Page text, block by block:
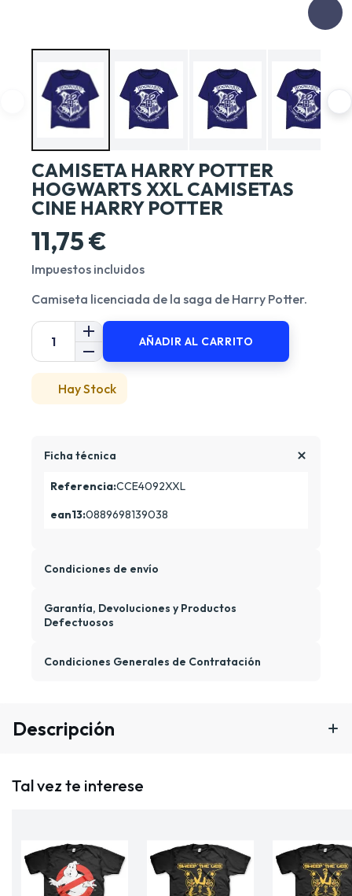
CAMISETA HARRY POTTER
HOGWARTS XXL CAMISETAS
CINE HARRY POTTER
11,75 €
Impuestos incluidos
Camiseta licenciada de la saga de Harry Potter.
AÑADIR AL CARRITO
Hay Stock
Ficha técnica
Referencia:CCE4092XXL
ean13:0889698139038
Condiciones de envío
Garantía, Devoluciones y Productos
Defectuosos
Condiciones Generales de Contratación
Descripción
Tal vez te interese